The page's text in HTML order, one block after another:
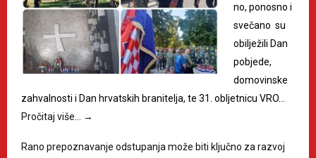
no, ponosno i
svečano su
obilježili Dan
pobjede,
domovinske
zahvalnosti i Dan hrvatskih branitelja, te 31. obljetnicu VRO…
Pročitaj više…
→
Rano prepoznavanje odstupanja može biti ključno za razvoj